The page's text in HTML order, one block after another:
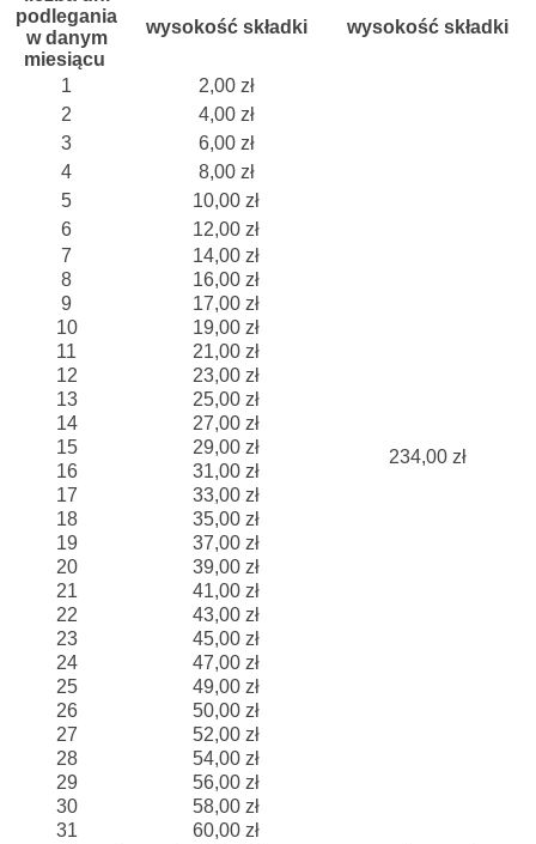
podlegania
w danym
miesiącu
wysokość składki wysokość składki
1 2,00 zł
234,00 zł
2
4,00 zł
3
6,00 zł
4
8,00 zł
5
10,00 zł
6
12,00 zł
7
14,00 zł
8
16,00 zł
9
17,00 zł
10
19,00 zł
11
21,00 zł
12
23,00 zł
13
25,00 zł
14
27,00 zł
15
29,00 zł
16
31,00 zł
17
33,00 zł
18
35,00 zł
19
37,00 zł
20
39,00 zł
21
41,00 zł
22
43,00 zł
23
45,00 zł
24
47,00 zł
25
49,00 zł
26
50,00 zł
27
52,00 zł
28
54,00 zł
29
56,00 zł
30
58,00 zł
31
60,00 zł